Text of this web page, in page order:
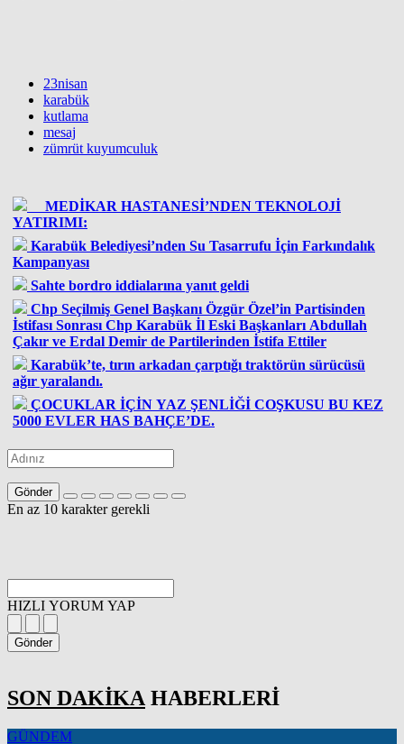
23nisan
karabük
kutlama
mesaj
zümrüt kuyumculuk
MEDİKAR HASTANESİ’NDEN TEKNOLOJİ
YATIRIMI:
Karabük Belediyesi’nden Su Tasarrufu İçin Farkındalık
Kampanyası
Sahte bordro iddialarına yanıt geldi
Chp Seçilmiş Genel Başkanı Özgür Özel’in Partisinden
İstifası Sonrası Chp Karabük İl Eski Başkanları Abdullah
Çakır ve Erdal Demir de Partilerinden İstifa Ettiler
Karabük’te, tırın arkadan çarptığı traktörün sürücüsü
ağır yaralandı.
ÇOCUKLAR İÇİN YAZ ŞENLİĞİ COŞKUSU BU KEZ
5000 EVLER HAS BAHÇE’DE.
Gönder
En az 10 karakter gerekli
HIZLI YORUM YAP
Gönder
SON DAKİKA HABERLERİ
GÜNDEM